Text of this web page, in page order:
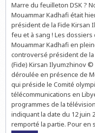
Marre du feuilleton DSK ?
Mouammar Kadhafi était
président de la Fide Kirsan
feu et à sang ! Les dossiers
Mouammar Kadhafi en
controversé président de
(Fide) Kirsan Ilyumzhinov ©
déroulée en présence de
qui préside le Comité
télécommunications en
programmes de la
indiquant la date du 12 juin
remporté la partie. Pour en